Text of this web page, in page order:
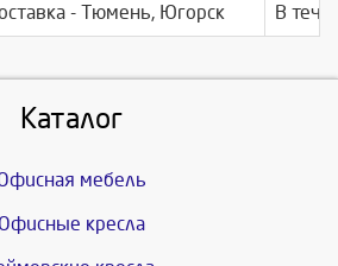
- Тюмень, Югорск В
Каталог
мебель
Офисные кресла